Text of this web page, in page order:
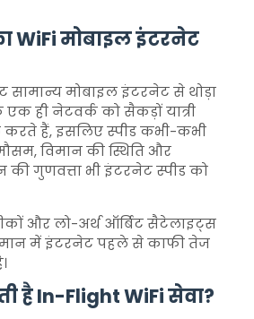
WiFi मोबाइल इंटरनेट
सामान्य मोबाइल इंटरनेट से थोड़ा
एक ही नेटवर्क को सैकड़ों यात्री
हैं, इसलिए स्पीड कभी-कभी
विमान की स्थिति और
गुणवत्ता भी इंटरनेट स्पीड को
और लो-अर्थ ऑर्बिट सैटेलाइट्स
में इंटरनेट पहले से काफी तेज
है In-Flight WiFi सेवा?